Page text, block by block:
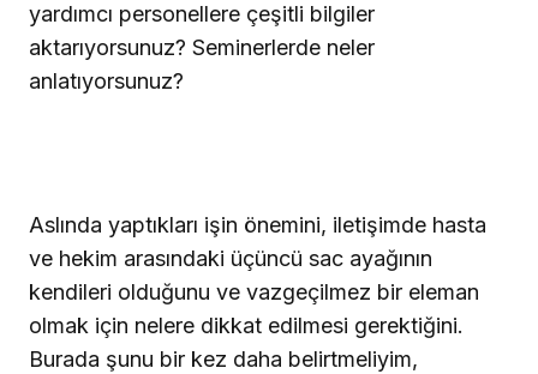
yardımcı personellere çeşitli bilgiler
aktarıyorsunuz? Seminerlerde neler
anlatıyorsunuz?
Aslında yaptıkları işin önemini, iletişimde hasta
ve hekim arasındaki üçüncü sac ayağının
kendileri olduğunu ve vazgeçilmez bir eleman
olmak için nelere dikkat edilmesi gerektiğini.
Burada şunu bir kez daha belirtmeliyim,